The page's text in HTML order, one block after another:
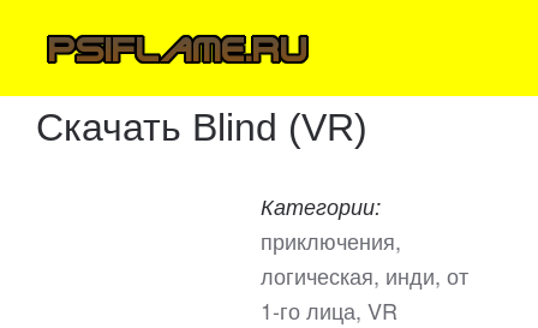
Скачать Blind (VR)
Категории:
приключения,
логическая, инди, от
1-го лица, VR